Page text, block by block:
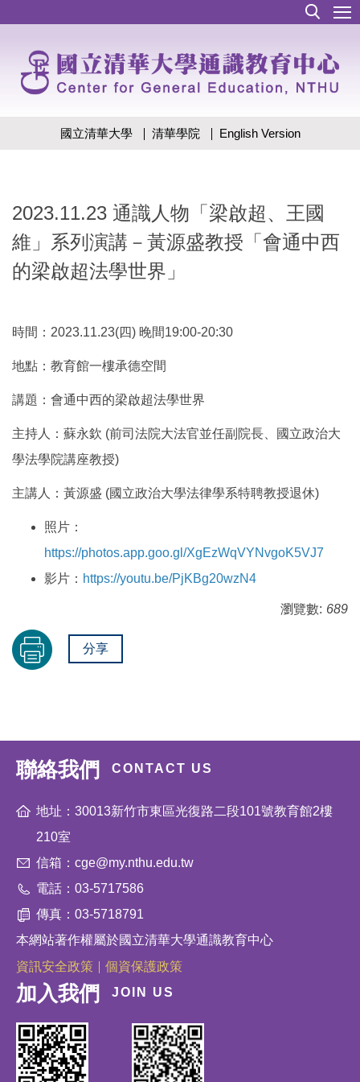
國立清華大學 清華學院 English Version
2023.11.23 通識人物「梁啟超、王國
維」系列演講－黃源盛教授「會通中西
的梁啟超法學世界」
時間：2023.11.23(四) 晚間19:00-20:30
地點：教育館一樓承德空間
講題：會通中西的梁啟超法學世界
主持人：蘇永欽 (前司法院大法官並任副院長、國立政治大
學法學院講座教授)
主講人：黃源盛 (國立政治大學法律學系特聘教授退休)
照片：
https://photos.app.goo.gl/XgEzWqVYNvgoK5VJ7
影片： https://youtu.be/PjKBg20wzN4
瀏覽數: 689
分享
聯絡我們 CONTACT US
地址：30013新竹市東區光復路二段101號教育館2樓
210室
信箱：cge@my.nthu.edu.tw
電話：03-5717586
傳真：03-5718791
本網站著作權屬於國立清華大學通識教育中心
資訊安全政策
個資保護政策
加入我們 JOIN US